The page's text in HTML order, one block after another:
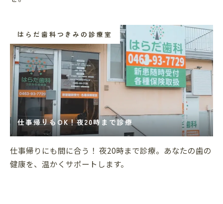
はらだ歯科つきみの診療室
仕事帰りもOK！夜20時まで診療
仕事帰りにも間に合う！ 夜20時まで診療。あなたの歯の
健康を、温かくサポートします。